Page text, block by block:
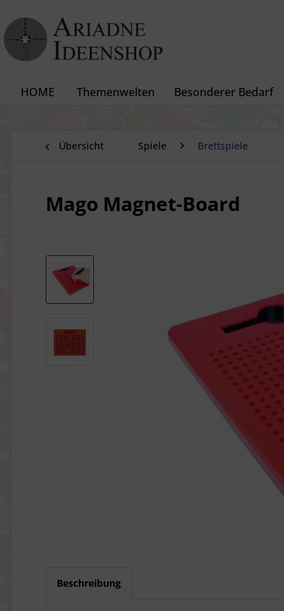
HOME Themenwelten Besonderer Bedarf
Übersicht Spiele Brettspiele
Mago Magnet-Board
Beschreibung